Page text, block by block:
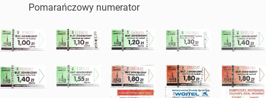
Pomarańczowy numerator